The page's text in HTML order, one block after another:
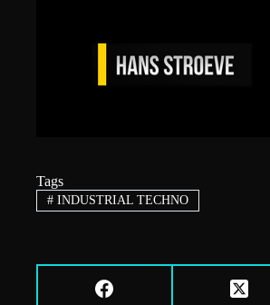
Tags
#INDUSTRIAL TECHNO